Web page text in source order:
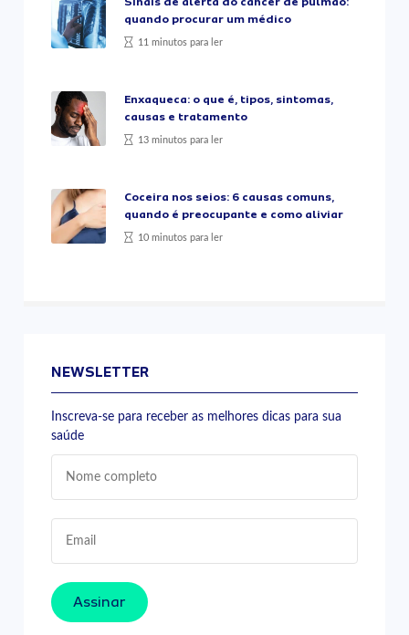
quando procurar um médico
11 minutos para ler
Enxaqueca: o que é, tipos, sintomas,
causas e tratamento
13 minutos para ler
Coceira nos seios: 6 causas comuns,
quando é preocupante e como aliviar
10 minutos para ler
NEWSLETTER
Inscreva-se para receber as melhores dicas para sua
saúde
Assinar